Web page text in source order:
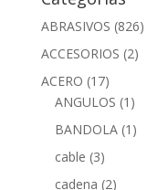
ABRASIVOS (826)
ACCESORIOS (2)
ACERO (17)
ANGULOS (1)
BANDOLA (1)
cable (3)
cadena (2)